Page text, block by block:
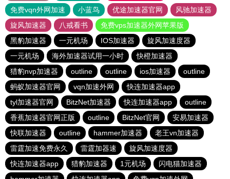
免费vqn外网加速
小蓝鸟 优途加速器官网
风驰加速器
旋风加速器
八戒看书
免费vps加速器外网苹果版
黑豹加速器
一元机场 IOS加速器
旋风加速度器
一元机场
海外加速器试用一小时
快橙加速器
猎豹nvp加速器
outline outline ios加速器
outline
蚂蚁加速器官网
vqn加速外网
快连加速器app
tyl加速器官网
BitzNet加速器 快连加速器app
outline
香蕉加速器官网正版
outline BitzNet官网
安易加速器
快联加速器
outline hammer加速器
老王vn加速器
雷霆加速免费永久
雷霆加器速
旋风加速度器
快连加速器app
猎豹加速器 1元机场
闪电猫加速器